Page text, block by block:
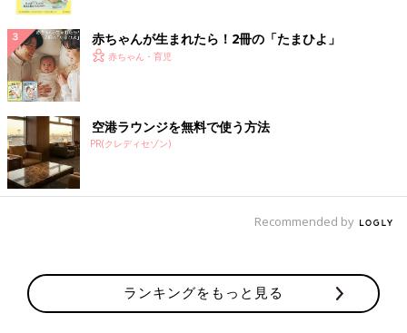
赤ちゃんが生まれたら！2冊の「たまひよ」
赤ちゃん・育児
空港ラウンジを無料で使う方法
PR(クレディセゾン)
Recommended by
ランキングをもっと見る